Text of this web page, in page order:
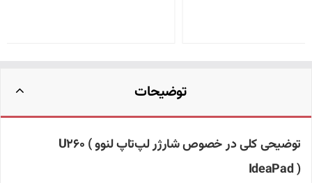
توضیحات
توضیحی کلی در خصوص شارژر لپ‌تاپ لنوو U260 (
IdeaPad )